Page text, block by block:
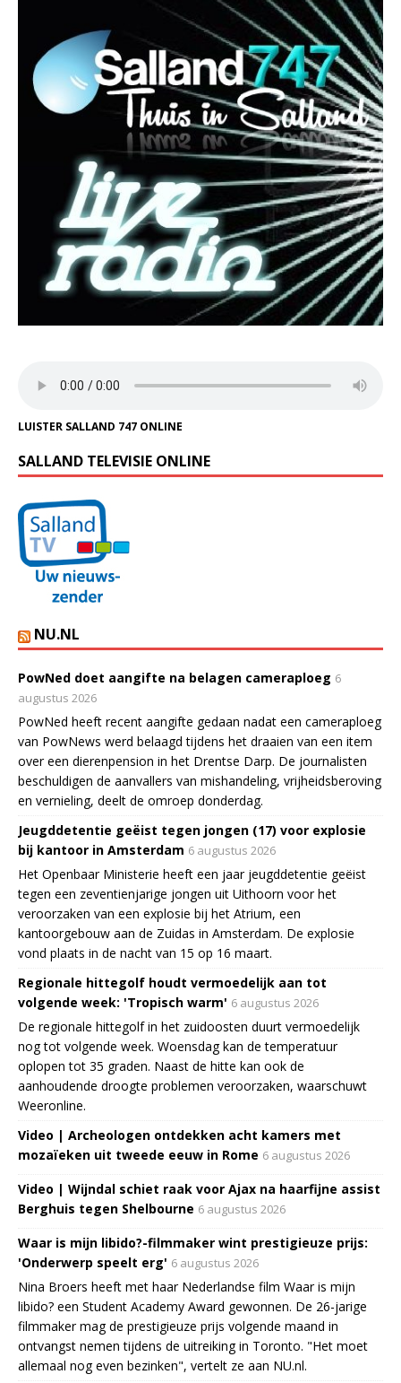
LUISTER SALLAND 747 ONLINE
SALLAND TELEVISIE ONLINE
NU.NL
PowNed doet aangifte na belagen cameraploeg 6
augustus 2026
PowNed heeft recent aangifte gedaan nadat een cameraploeg
van PowNews werd belaagd tijdens het draaien van een item
over een dierenpension in het Drentse Darp. De journalisten
beschuldigen de aanvallers van mishandeling, vrijheidsberoving
en vernieling, deelt de omroep donderdag.
Jeugddetentie geëist tegen jongen (17) voor explosie
bij kantoor in Amsterdam 6 augustus 2026
Het Openbaar Ministerie heeft een jaar jeugddetentie geëist
tegen een zeventienjarige jongen uit Uithoorn voor het
veroorzaken van een explosie bij het Atrium, een
kantoorgebouw aan de Zuidas in Amsterdam. De explosie
vond plaats in de nacht van 15 op 16 maart.
Regionale hittegolf houdt vermoedelijk aan tot
volgende week: 'Tropisch warm' 6 augustus 2026
De regionale hittegolf in het zuidoosten duurt vermoedelijk
nog tot volgende week. Woensdag kan de temperatuur
oplopen tot 35 graden. Naast de hitte kan ook de
aanhoudende droogte problemen veroorzaken, waarschuwt
Weeronline.
Video | Archeologen ontdekken acht kamers met
mozaïeken uit tweede eeuw in Rome 6 augustus 2026
Video | Wijndal schiet raak voor Ajax na haarfijne assist
Berghuis tegen Shelbourne 6 augustus 2026
Waar is mijn libido?-filmmaker wint prestigieuze prijs:
'Onderwerp speelt erg' 6 augustus 2026
Nina Broers heeft met haar Nederlandse film Waar is mijn
libido? een Student Academy Award gewonnen. De 26-jarige
filmmaker mag de prestigieuze prijs volgende maand in
ontvangst nemen tijdens de uitreiking in Toronto. "Het moet
allemaal nog even bezinken", vertelt ze aan NU.nl.